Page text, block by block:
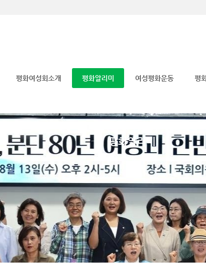
평화여성회소개 평화알리미 여성평화운동 평
평화알리미